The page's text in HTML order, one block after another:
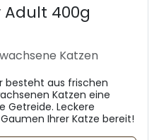
400g
Katzen
besteht aus frischen
Katzen eine
Getreide. Leckere
Ihrer Katze bereit!